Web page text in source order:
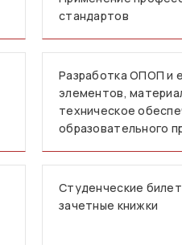
стандартов
Разработка ОПОП и
элементов,
техническое
образовательного
Студенческие
зачетные книжки